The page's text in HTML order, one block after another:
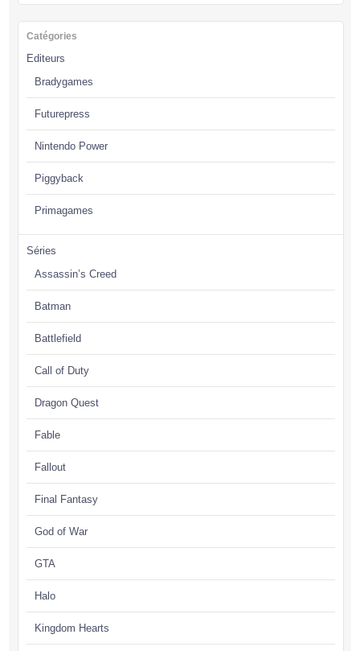
Catégories
Editeurs
Bradygames
Futurepress
Nintendo Power
Piggyback
Primagames
Séries
Assassin’s Creed
Batman
Battlefield
Call of Duty
Dragon Quest
Fable
Fallout
Final Fantasy
God of War
GTA
Halo
Kingdom Hearts